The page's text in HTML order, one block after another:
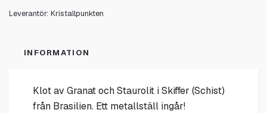
Leverantör: Kristallpunkten
INFORMATION
Klot av Granat och Staurolit i Skiffer (Schist)
från Brasilien. Ett metallställ ingår!